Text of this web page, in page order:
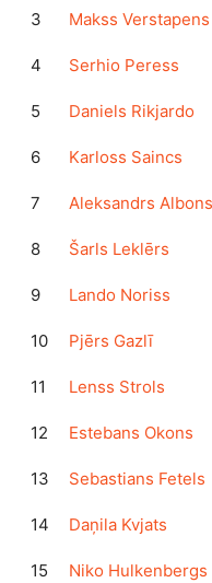
3 Makss Verstapens
4 Serhio Peress
5 Daniels Rikjardo
6 Karloss Saincs
7 Aleksandrs Albons
8 Šarls Leklērs
9 Lando Noriss
10 Pjērs Gazlī
11 Lenss Strols
12 Estebans Okons
13 Sebastians Fetels
14 Daņila Kvjats
15 Niko Hulkenbergs